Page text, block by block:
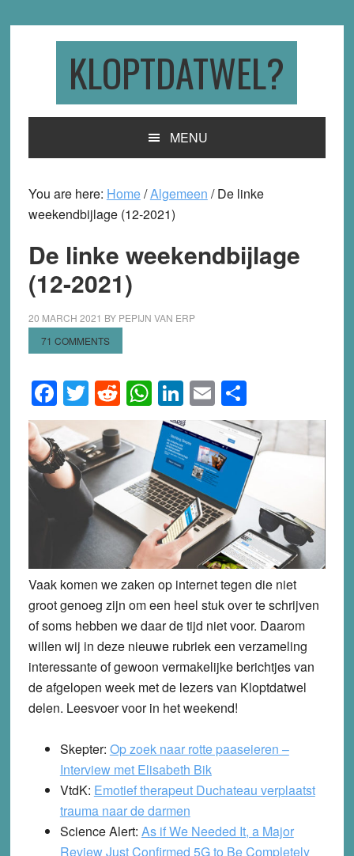
KLOPTDATWEL?
MENU
You are here: Home/Algemeen /De linke
weekendbijlage (12-2021)
De linke weekendbijlage
(12-2021)
20 MARCH 2021 BY PEPIJN VAN ERP
71 COMMENTS
Facebook
Twitter
Reddit
WhatsApp
LinkedIn
EmailShare
Vaak komen we zaken op internet tegen die niet
groot genoeg zijn om een heel stuk over te schrijven
of soms hebben we daar de tijd niet voor. Daarom
willen wij in deze nieuwe rubriek een verzameling
interessante of gewoon vermakelijke berichtjes van
de afgelopen week met de lezers van Kloptdatwel
delen. Leesvoer voor in het weekend!
Skepter: Op zoek naar rotte paaseieren –
Interview met Elisabeth Bik
VtdK: Emotief therapeut Duchateau verplaatst
trauma naar de darmen
Science Alert: As if We Needed It, a Major
Review Just Confirmed 5G to Be Completely